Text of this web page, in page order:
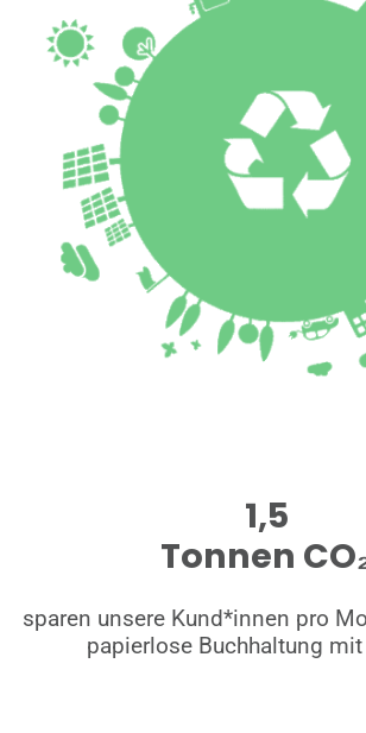
1,5
Tonnen
sparen unsere Kund*innen pro
papierlose Buchhaltung